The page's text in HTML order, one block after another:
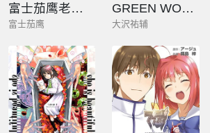
富士茄鹰老师的推特短篇
富士茄鹰
GREEN WORLDZ
大沢祐辅